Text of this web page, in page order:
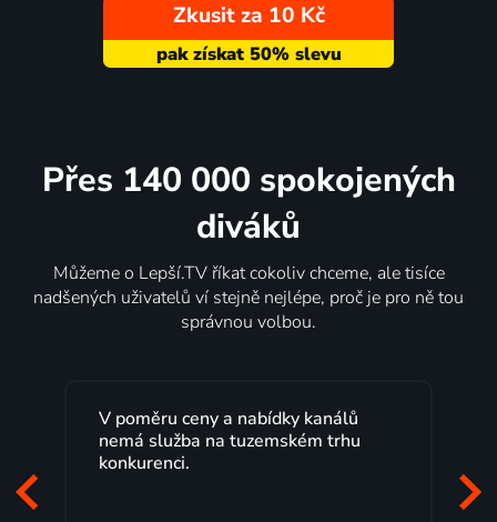
Zkusit za 10 Kč
Přes 140 000 spokojených
diváků
Můžeme o Lepší.TV říkat cokoliv chceme, ale tisíce
nadšených uživatelů ví stejně nejlépe, proč je pro ně tou
správnou volbou.
a nabídky kanálů
tuzemském trhu
Lepší.TV sleduji už
maximální spokojeností.
začátek programu, to je